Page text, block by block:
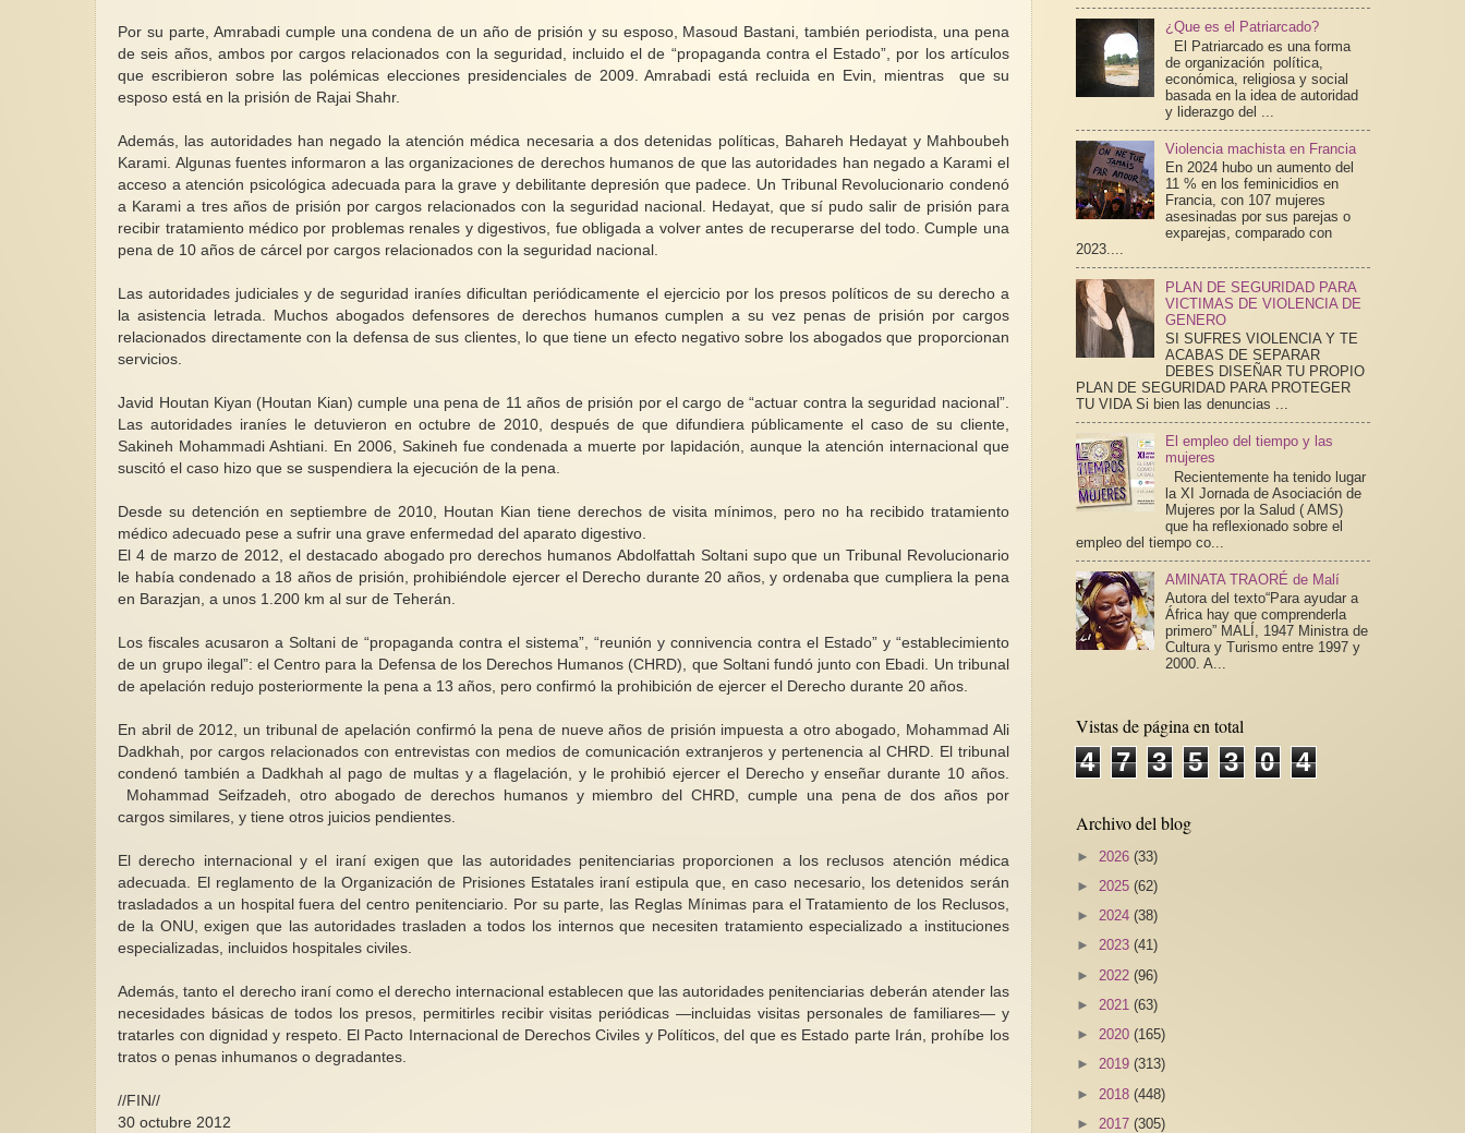
Por su parte, Amrabadi cumple una condena de un año de prisión y su esposo, Masoud Bastani, también periodista, una pena
de seis años, ambos por cargos relacionados con la seguridad, incluido el de “propaganda contra el Estado”, por los artículos
que escribieron sobre las polémicas elecciones presidenciales de 2009. Amrabadi está recluida en Evin, mientras que su
esposo está en la prisión de Rajai Shahr.
Además, las autoridades han negado la atención médica necesaria a dos detenidas políticas, Bahareh Hedayat y Mahboubeh
Karami. Algunas fuentes informaron a las organizaciones de derechos humanos de que las autoridades han negado a Karami el
acceso a atención psicológica adecuada para la grave y debilitante depresión que padece. Un Tribunal Revolucionario condenó
a Karami a tres años de prisión por cargos relacionados con la seguridad nacional. Hedayat, que sí pudo salir de prisión para
recibir tratamiento médico por problemas renales y digestivos, fue obligada a volver antes de recuperarse del todo. Cumple una
pena de 10 años de cárcel por cargos relacionados con la seguridad nacional.
Las autoridades judiciales y de seguridad iraníes dificultan periódicamente el ejercicio por los presos políticos de su derecho a
la asistencia letrada. Muchos abogados defensores de derechos humanos cumplen a su vez penas de prisión por cargos
relacionados directamente con la defensa de sus clientes, lo que tiene un efecto negativo sobre los abogados que proporcionan
servicios.
Javid Houtan Kiyan (Houtan Kian) cumple una pena de 11 años de prisión por el cargo de “actuar contra la seguridad nacional”.
Las autoridades iraníes le detuvieron en octubre de 2010, después de que difundiera públicamente el caso de su cliente,
Sakineh Mohammadi Ashtiani. En 2006, Sakineh fue condenada a muerte por lapidación, aunque la atención internacional que
suscitó el caso hizo que se suspendiera la ejecución de la pena.
Desde su detención en septiembre de 2010, Houtan Kian tiene derechos de visita mínimos, pero no ha recibido tratamiento
médico adecuado pese a sufrir una grave enfermedad del aparato digestivo.
El 4 de marzo de 2012, el destacado abogado pro derechos humanos Abdolfattah Soltani supo que un Tribunal Revolucionario
le había condenado a 18 años de prisión, prohibiéndole ejercer el Derecho durante 20 años, y ordenaba que cumpliera la pena
en Barazjan, a unos 1.200 km al sur de Teherán.
Los fiscales acusaron a Soltani de “propaganda contra el sistema”, “reunión y connivencia contra el Estado” y “establecimiento
de un grupo ilegal”: el Centro para la Defensa de los Derechos Humanos (CHRD), que Soltani fundó junto con Ebadi. Un tribunal
de apelación redujo posteriormente la pena a 13 años, pero confirmó la prohibición de ejercer el Derecho durante 20 años.
En abril de 2012, un tribunal de apelación confirmó la pena de nueve años de prisión impuesta a otro abogado, Mohammad Ali
Dadkhah, por cargos relacionados con entrevistas con medios de comunicación extranjeros y pertenencia al CHRD. El tribunal
condenó también a Dadkhah al pago de multas y a flagelación, y le prohibió ejercer el Derecho y enseñar durante 10 años.
Mohammad Seifzadeh, otro abogado de derechos humanos y miembro del CHRD, cumple una pena de dos años por
cargos similares, y tiene otros juicios pendientes.
El derecho internacional y el iraní exigen que las autoridades penitenciarias proporcionen a los reclusos atención médica
adecuada. El reglamento de la Organización de Prisiones Estatales iraní estipula que, en caso necesario, los detenidos serán
trasladados a un hospital fuera del centro penitenciario. Por su parte, las Reglas Mínimas para el Tratamiento de los Reclusos,
de la ONU, exigen que las autoridades trasladen a todos los internos que necesiten tratamiento especializado a instituciones
especializadas, incluidos hospitales civiles.
Además, tanto el derecho iraní como el derecho internacional establecen que las autoridades penitenciarias deberán atender las
necesidades básicas de todos los presos, permitirles recibir visitas periódicas —incluidas visitas personales de familiares— y
tratarles con dignidad y respeto. El Pacto Internacional de Derechos Civiles y Políticos, del que es Estado parte Irán, prohíbe los
tratos o penas inhumanos o degradantes.
//FIN//
30 octubre 2012
¿Que es el Patriarcado?
El Patriarcado es una forma
de organización política,
económica, religiosa y social
basada en la idea de autoridad
y liderazgo del ...
Violencia machista en Francia
En 2024 hubo un aumento del
11 % en los feminicidios en
Francia, con 107 mujeres
asesinadas por sus parejas o
exparejas, comparado con
2023....
PLAN DE SEGURIDAD PARA
VICTIMAS DE VIOLENCIA DE
GENERO
SI SUFRES VIOLENCIA Y TE
ACABAS DE SEPARAR
DEBES DISEÑAR TU PROPIO
PLAN DE SEGURIDAD PARA PROTEGER
TU VIDA Si bien las denuncias ...
El empleo del tiempo y las
mujeres
Recientemente ha tenido lugar
la XI Jornada de Asociación de
Mujeres por la Salud ( AMS)
que ha reflexionado sobre el
empleo del tiempo co...
AMlNATA TRAORÉ de Malí
Autora del texto“Para ayudar a
África hay que comprenderla
primero” MALÍ, 1947 Ministra de
Cultura y Turismo entre 1997 y
2000. A...
Vistas de página en total
4 7 3 5 3 0 4
Archivo del blog
► 2026 (33)
► 2025 (62)
► 2024 (38)
► 2023 (41)
► 2022 (96)
► 2021 (63)
► 2020 (165)
► 2019 (313)
► 2018 (448)
► 2017 (305)